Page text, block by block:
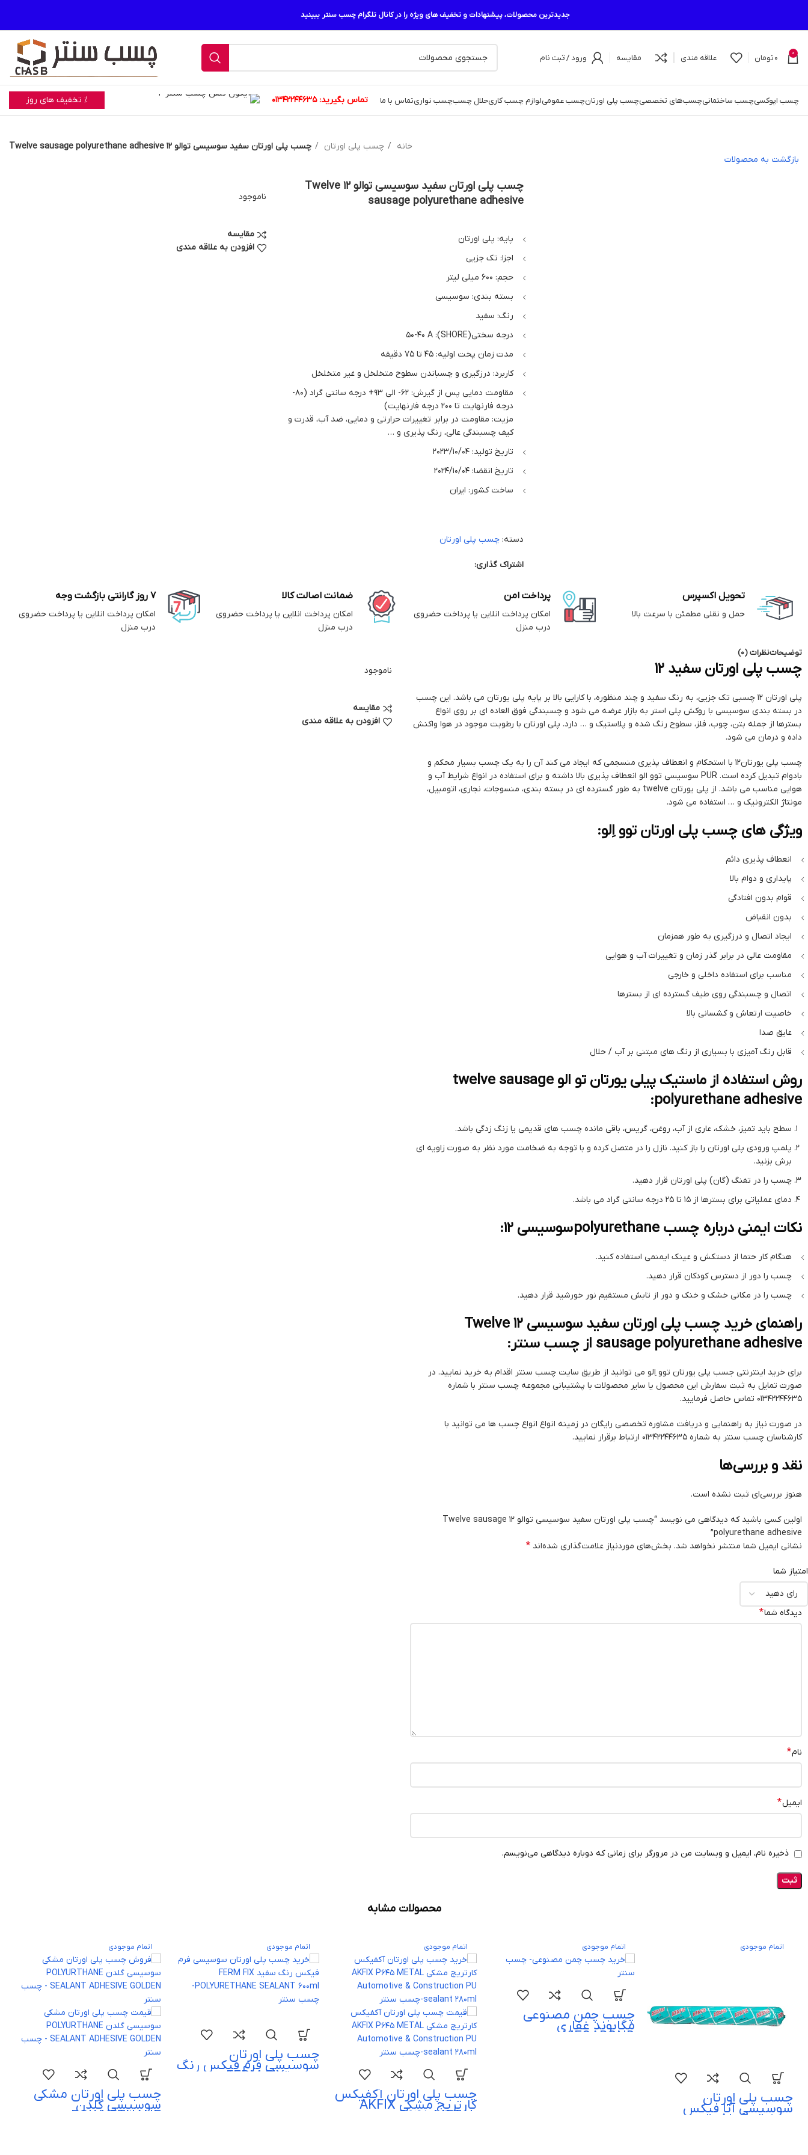
جدیدترین محصولات، پیشنهادات و تخفیف های ویژه را در کانال تلگرام چسب سنتر ببینید
0
0تومان علاقه مندی مقایسه ورود / ثبت نام
چسب اپوکسیچسب ساختمانیچسب‌های تخصصیچسب پلی اورتانچسب عمومیلوازم چسب کاریحلال چسبچسب نواریتماس با ما تماس بگیرید: 01342244635 % تخفیف های روز
خانه چسب پلی اورتان
چسب پلی اورتان سفید سوسیسی توالو 12 Twelve sausage polyurethane adhesive
بازگشت به محصولات
چسب پلی اورتان سفید سوسیسی توالو 12 Twelve
sausage polyurethane adhesive
پایه: پلی اورتان
اجزا: تک جزیی
حجم: 600 میلی لیتر
بسته بندی: سوسیسی
رنگ: سفید
درجه سختی(SHORE): 50-40 A
مدت زمان پخت اولیه: 45 تا 75 دقیقه
کاربرد: درزگیری و چسباندن سطوح متخلخل و غیر متخلخل
مقاومت دمایی پس از گیرش: 62- الی 93+ درجه سانتی گراد (80-
درجه فارنهایت تا 200 درجه فارنهایت)
مزیت: مقاومت در برابر تغییرات حرارتی و دمایی، ضد آب، قدرت و
کیف چسبندگی عالی، رنگ پذیری و …
تاریخ تولید: 2023/10/04
تاریخ انقضا: 2024/10/04
ساخت کشور: ایران
دسته: چسب پلی اورتان
اشتراک گذاری:
ناموجود
مقایسه
افزودن به علاقه مندی
تحویل اکسپرس
حمل و نقلی مطمئن با سرعت بالا
پرداخت امن
امکان پرداخت انلاین یا پرداخت حضروی
درب منزل
ضمانت اصالت کالا
امکان پرداخت انلاین یا پرداخت حضروی
درب منزل
7 روز گارانتی بازگشت وجه
امکان پرداخت انلاین یا پرداخت حضروی
درب منزل
توضیحاتنظرات (0)
چسب پلی اورتان سفید 12
پلی اورتان 12 چسبی تک جزیی، به رنگ سفید و چند منظوره، با کارایی بالا بر پایه پلی یورتان می باشد. این چسب
در بسته بندی سوسیسی با روکش پلی استر به بازار عرضه می شود و چسبندگی فوق العاده ای بر روی انواع
بسترها از جمله بتن، چوب، فلز، سطوح رنگ شده و پلاستیک و … دارد. پلی اورتان با رطوبت موجود در هوا واکنش
داده و درمان می شود.
چسب پلی یورتان12 با استحکام و انعطاف پذیری منسجمی که ایجاد می کند آن را به یک چسب بسیار محکم و
بادوام تبدیل کرده است. PUR سوسیسی توو الو انعطاف پذیری بالا داشته و برای استفاده در انواع شرایط آب و
هوایی مناسب می باشد. از پلی یورتان twelve به طور گسترده ای در بسته بندی، منسوجات، نجاری، اتومبیل،
مونتاژ الکترونیک و … استفاده می شود.
ویژگی های چسب پلی اورتان توو اِلو:
انعطاف پذیری دائم
پایداری و دوام بالا
قوام بدون افتادگی
بدون انقباض
ایجاد اتصال و درزگیری به طور همزمان
مقاومت عالی در برابر گذر زمان و تغییرات آب و هوایی
مناسب برای استفاده داخلی و خارجی
اتصال و چسبندگی روی طیف گسترده ای از بسترها
خاصیت ارتعاش و کشسانی بالا
عایق صدا
قابل رنگ آمیزی با بسیاری از رنگ های مبتنی بر آب / حلال
روش استفاده از ماستیک پیلی یورتان تو الو twelve sausage
polyurethane adhesive:
سطح باید تمیز، خشک، عاری از آب، روغن، گریس، باقی مانده چسب های قدیمی یا زنگ زدگی باشد.
پلمپ ورودی پلی اورتان را باز کنید. نازل را در متصل کرده و با توجه به ضخامت مورد نظر به صورت زاویه ای
برش بزنید.
چسب را در تفنگ (گان) پلی اورتان قرار دهید.
دمای عملیاتی برای بسترها از 15 تا 25 درجه سانتی گراد می باشد.
نکات ایمنی درباره چسب polyurethane سوسیسی 12:
هنگام کار حتما از دستکش و عینک ایمنمی استفاده کنید.
چسب را دور از دسترس کودکان قرار دهید.
چسب را در مکانی خشک و خنک و دور از تابش مستقیم نور خورشید قرار دهید.
راهنمای خرید چسب پلی اورتان سفید سوسیسی 12 Twelve
sausage polyurethane adhesive از چسب سنتر:
برای خرید اینترنتی جسب پلی یورتان توو اِلو می توانید از طریق سایت چسب سنتر اقدام به خرید نمایید. در
صورت تمایل به ثبت سفارش این محصول یا سایر محصولات با پشتیبانی مجموعه چسب سنتر با شماره
01342244635 تماس حاصل فرمایید.
در صورت نیاز به راهنمایی و دریافت مشاوره تخصصی رایگان در زمینه انواع انواع چسب ها می توانید با
کارشناسان چسب سنتر به شماره 01342244635 ارتباط برقرار نمایید.
نقد و بررسی‌ها
هنوز بررسی‌ای ثبت نشده است.
اولین کسی باشید که دیدگاهی می نویسد “چسب پلی اورتان سفید سوسیسی توالو 12 Twelve sausage
polyurethane adhesive”
نشانی ایمیل شما منتشر نخواهد شد. بخش‌های موردنیاز علامت‌گذاری شده‌اند *
امتیاز شما
دیدگاه شما*
نام*
ایمیل*
ذخیره نام، ایمیل و وبسایت من در مرورگر برای زمانی که دوباره دیدگاهی می‌نویسم.
ناموجود
مقایسه
افزودن به علاقه مندی
محصولات مشابه
اتمام موجودی
چسب پلی اورتان
سوسیسی آتا فیکس
مشکی Atafix
اتمام موجودی
چسب چمن مصنوعی
مگابوند غفاری
MEGABOND
اتمام موجودی
چسب پلی اورتان آکفیکس
کارتریج مشکی AKFIX
P645 METAL
اتمام موجودی
چسب پلی اورتان
سوسیسی فرم فیکس رنگ
سفید FERM FIX
اتمام موجودی
چسب پلی اورتان مشکی
سوسیسی گلدن
POLYURTHANE